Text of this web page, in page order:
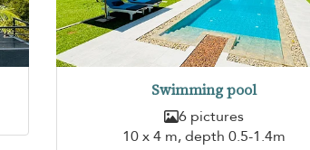
Swimming pool
6 pictures
10 x 4 m, depth 0.5-1.4m